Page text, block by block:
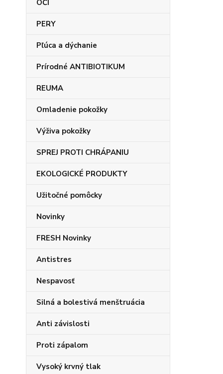
OČI
PERY
Pľúca a dýchanie
Prírodné ANTIBIOTIKUM
REUMA
Omladenie pokožky
Výživa pokožky
SPREJ PROTI CHRÁPANIU
EKOLOGICKÉ PRODUKTY
Užitočné pomôcky
Novinky
FRESH Novinky
Antistres
Nespavosť
Silná a bolestivá menštruácia
Anti závislosti
Proti zápalom
Vysoký krvný tlak